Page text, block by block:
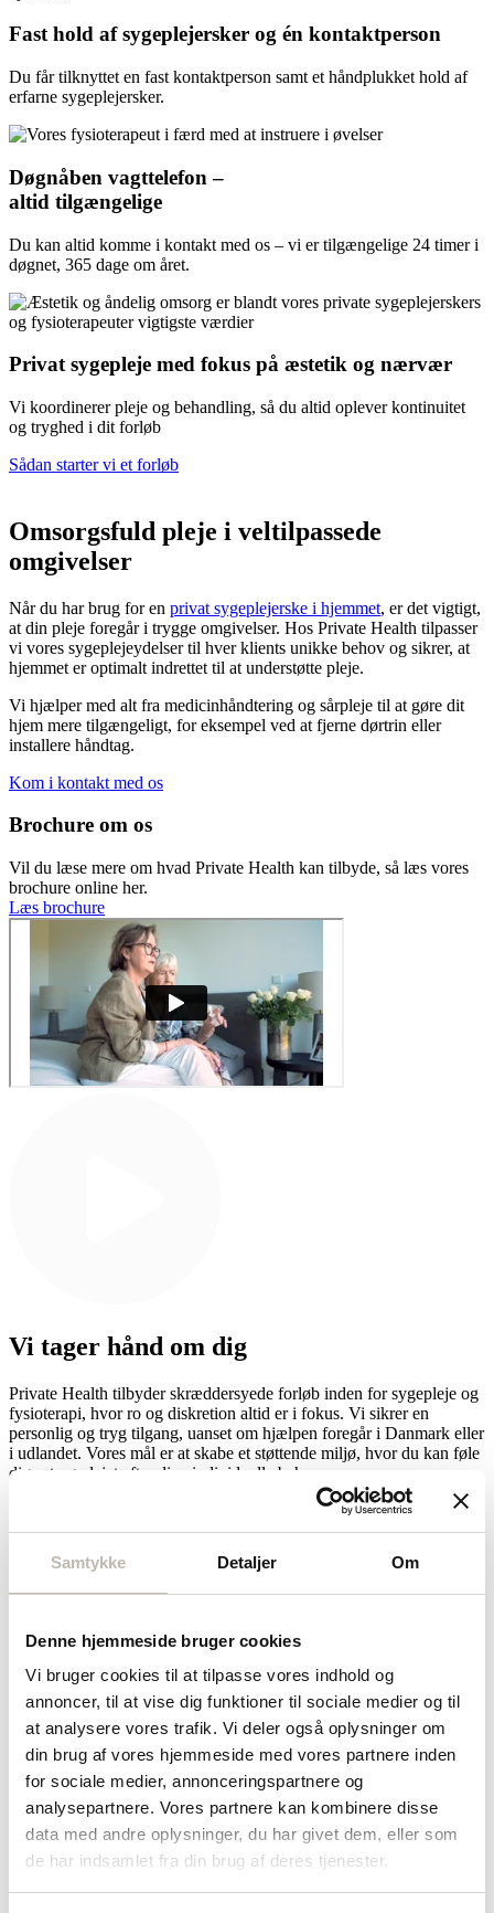
Samtykke Detaljer Om
Denne hjemmeside bruger cookies
Vi bruger cookies til at tilpasse vores indhold og
annoncer, til at vise dig funktioner til sociale medier og til
at analysere vores trafik. Vi deler også oplysninger om
din brug af vores hjemmeside med vores partnere inden
for sociale medier, annonceringspartnere og
analysepartnere. Vores partnere kan kombinere disse
data med andre oplysninger, du har givet dem, eller som
de har indsamlet fra din brug af deres tjenester.
Fast hold af sygeplejersker og én kontaktperson
Du får tilknyttet en fast kontaktperson samt et håndplukket hold af
erfarne sygeplejersker.
Døgnåben vagttelefon –
altid tilgængelige
Du kan altid komme i kontakt med os – vi er tilgængelige 24 timer i
døgnet, 365 dage om året.
Privat sygepleje med fokus på æstetik og nærvær
Vi koordinerer pleje og behandling, så du altid oplever kontinuitet
og tryghed i dit forløb
Sådan starter vi et forløb
Omsorgsfuld pleje i veltilpassede
omgivelser
Når du har brug for en privat sygeplejerske i hjemmet, er det vigtigt,
at din pleje foregår i trygge omgivelser. Hos Private Health tilpasser
vi vores sygeplejeydelser til hver klients unikke behov og sikrer, at
hjemmet er optimalt indrettet til at understøtte pleje.
Vi hjælper med alt fra medicinhåndtering og sårpleje til at gøre dit
hjem mere tilgængeligt, for eksempel ved at fjerne dørtrin eller
installere håndtag.
Kom i kontakt med os
Brochure om os
Vil du læse mere om hvad Private Health kan tilbyde, så læs vores
brochure online her.
Læs brochure
Vi tager hånd om dig
Private Health tilbyder skræddersyede forløb inden for sygepleje og
fysioterapi, hvor ro og diskretion altid er i fokus. Vi sikrer en
personlig og tryg tilgang, uanset om hjælpen foregår i Danmark eller
i udlandet. Vores mål er at skabe et støttende miljø, hvor du kan føle
dig set og plejet efter dine individuelle behov.
Vi arbejder aktivt med de omgivelser og stemninger, der omgiver
gennem sanselig indretning og atmosfære. Denne omhyggelige
tilrettelæggelse understøtter den helende proces og fremmer en
følelse af velvære.
Det sygeplejefaglige skøn
Vores sygeplejersker anvender alle sanser aktivt som en del af plejen
og foretager løbende faglige vurderinger for at sikre den bedst
mulige omsorg. Det sygeplejefaglige skøn er grundlaget for at
tilpasse indsatsen til situationens skiftende behov.